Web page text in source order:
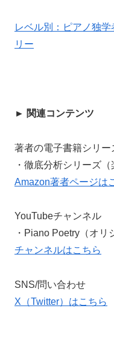
レベル別：ピアノ独
リー
► 関連コンテンツ
著者の電子書籍シリー
・徹底分析シリーズ
Amazon著者ページは
YouTubeチャンネル
・Piano Poetry（オリ
チャンネルはこちら
SNS/問い合わせ
X（Twitter）はこちら